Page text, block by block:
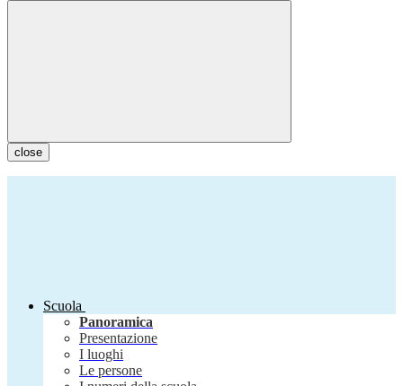
close
Scuola
Panoramica
Presentazione
I luoghi
Le persone